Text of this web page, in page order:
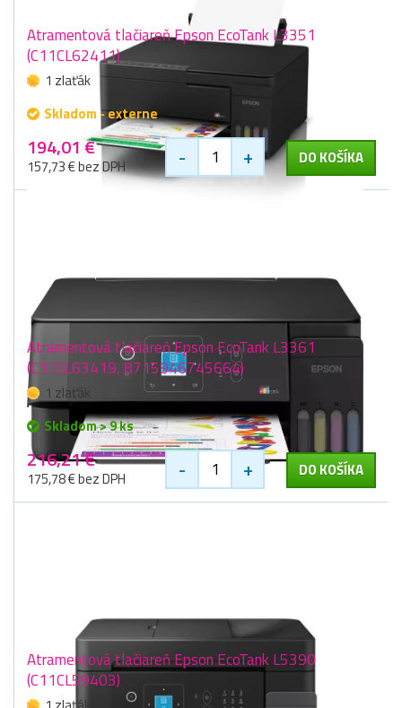
Atramentová tlačiareň Epson EcoTank L3351
(C11CL62411)
1 zlaťák
Skladom - externe
194,01 €
157,73 € bez DPH - + DO KOŠÍKA
Atramentová tlačiareň Epson EcoTank L3361
(C11CL63419, 8715946745664)
1 zlaťák
Skladom > 9 ks
216,21 €
175,78 € bez DPH - + DO KOŠÍKA
Atramentová tlačiareň Epson EcoTank L5390
(C11CL59403)